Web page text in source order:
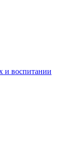
и воспитании